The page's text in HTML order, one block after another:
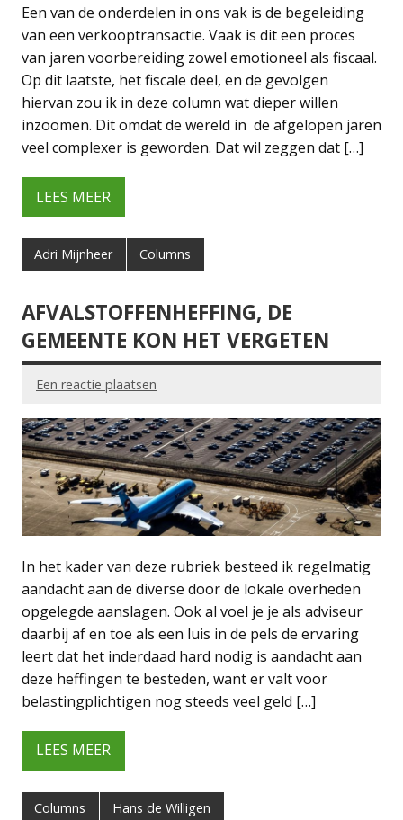
Een van de onderdelen in ons vak is de begeleiding
van een verkooptransactie. Vaak is dit een proces
van jaren voorbereiding zowel emotioneel als fiscaal.
Op dit laatste, het fiscale deel, en de gevolgen
hiervan zou ik in deze column wat dieper willen
inzoomen. Dit omdat de wereld in de afgelopen jaren
veel complexer is geworden. Dat wil zeggen dat […]
LEES MEER
Adri Mijnheer Columns
AFVALSTOFFENHEFFING, DE
GEMEENTE KON HET VERGETEN
Een reactie plaatsen
In het kader van deze rubriek besteed ik regelmatig
aandacht aan de diverse door de lokale overheden
opgelegde aanslagen. Ook al voel je je als adviseur
daarbij af en toe als een luis in de pels de ervaring
leert dat het inderdaad hard nodig is aandacht aan
deze heffingen te besteden, want er valt voor
belastingplichtigen nog steeds veel geld […]
LEES MEER
Columns Hans de Willigen